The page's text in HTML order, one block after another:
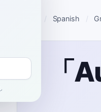
Spanish
「